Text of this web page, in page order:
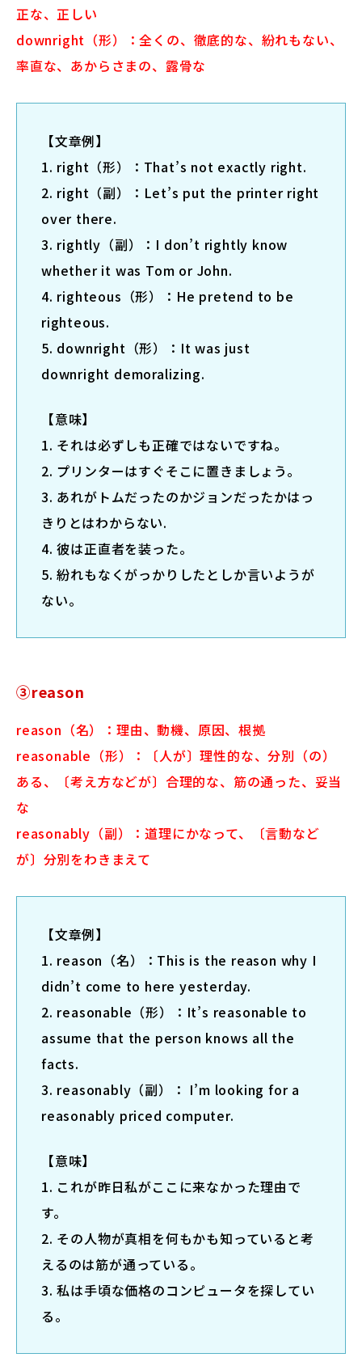
正な、正しい
downright（形）：全くの、徹底的な、紛れもない、
率直な、あからさまの、露骨な
【文章例】
1. right（形）：That’s not exactly right.
2. right（副）：Let’s put the printer right
over there.
3. rightly（副）：I don’t rightly know
whether it was Tom or John.
4. righteous（形）：He pretend to be
righteous.
5. downright（形）：It was just
downright demoralizing.
【意味】
1. それは必ずしも正確ではないですね。
2. プリンターはすぐそこに置きましょう。
3. あれがトムだったのかジョンだったかはっ
きりとはわからない.
4. 彼は正直者を装った。
5. 紛れもなくがっかりしたとしか言いようが
ない。
③reason
reason（名）：理由、動機、原因、根拠
reasonable（形）：〔人が〕理性的な、分別（の）
ある、〔考え方などが〕合理的な、筋の通った、妥当
な
reasonably（副）：道理にかなって、〔言動など
が〕分別をわきまえて
【文章例】
1. reason（名）：This is the reason why I
didn’t come to here yesterday.
2. reasonable（形）：It’s reasonable to
assume that the person knows all the
facts.
3. reasonably（副）： I’m looking for a
reasonably priced computer.
【意味】
1. これが昨日私がここに来なかった理由で
す。
2. その人物が真相を何もかも知っていると考
えるのは筋が通っている。
3. 私は手頃な価格のコンピュータを探してい
る。